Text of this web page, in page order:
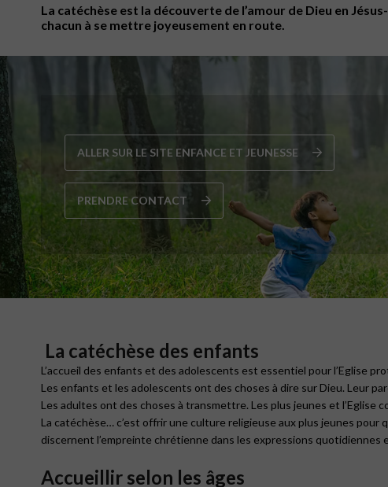
La catéchèse est la découverte de l’amour de Dieu en
chacun à se mettre joyeusement en route.
ALLER SUR LE SITE ENFANCE ET JEUNESSE
PRENDRE CONTACT
La catéchèse des enfants
L’accueil des enfants et des adolescents est essentiel pour l’Eglise
Les enfants et les adolescents ont des choses à dire sur Dieu. Leur
Les adultes ont des choses à transmettre. Les plus jeunes et l’Eglise
La catéchèse… c’est offrir une culture religieuse aux plus jeunes pour
discernent l’empreinte chrétienne dans les expressions quotidiennes
Accueillir selon les âges